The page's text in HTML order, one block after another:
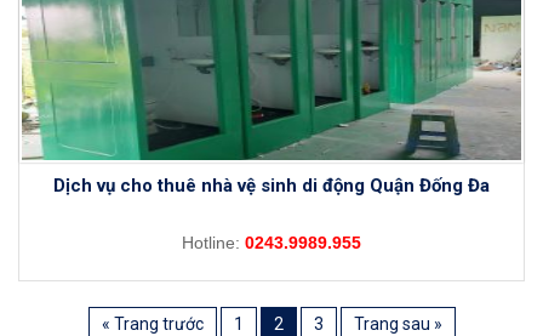
Dịch vụ cho thuê nhà vệ sinh di động Quận Đống Đa
Hotline: 0243.9989.955
« Trang trước 1 2 3 Trang sau »